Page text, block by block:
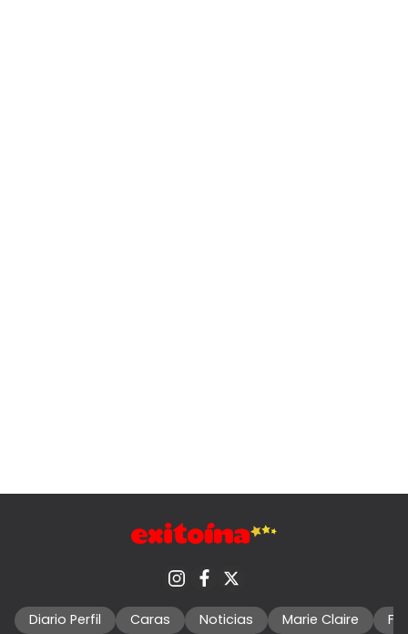
Diario Perfil Caras Noticias Marie Claire